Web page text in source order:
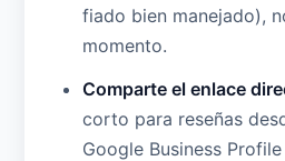
fiado bien manejado),
momento.
Comparte el enlace
corto para reseñas
Google Business